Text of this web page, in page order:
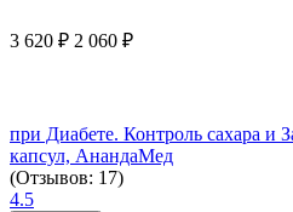
3 620 ₽ 2 060 ₽
при Диабете. Контроль сахара и
капсул, АнандаМед
(Отзывов: 17)
4.5